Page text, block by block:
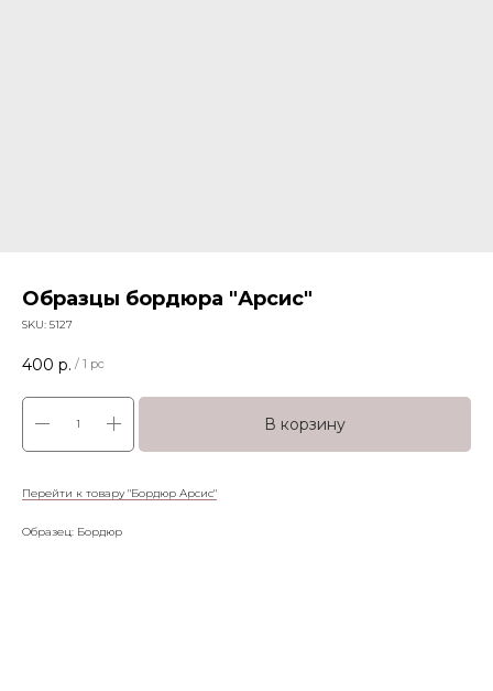
Образцы бордюра "Арсис"
SKU: 5127
400 р. / 1 pc
В корзину
Перейти к товару "Бордюр Арсис"
Образец: Бордюр